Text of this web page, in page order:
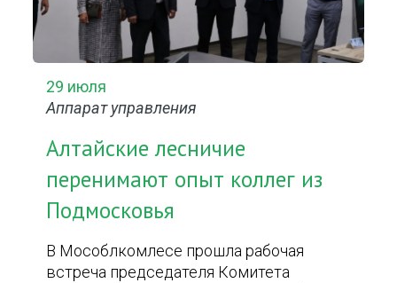
29 июля
Аппарат управления
Алтайские лесничие
перенимают опыт коллег из
Подмосковья
В Мособлкомлесе прошла рабочая
встреча председателя Комитета